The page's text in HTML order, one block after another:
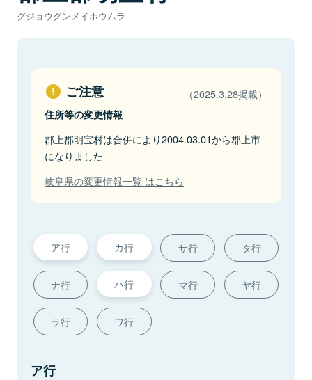
グジョウグンメイホウムラ
ご注意 （2025.3.28掲載）
住所等の変更情報
郡上郡明宝村は合併により2004.03.01から郡上市
になりました
岐阜県の変更情報一覧 はこちら
ア行 カ行 サ行 タ行
ナ行 ハ行 マ行 ヤ行
ラ行 ワ行
ア行